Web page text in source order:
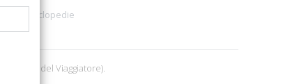
- Enciclopedie
Dizionari del Viaggiatore).